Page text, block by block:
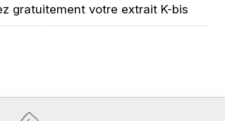
gratuitement votre extrait K-bis